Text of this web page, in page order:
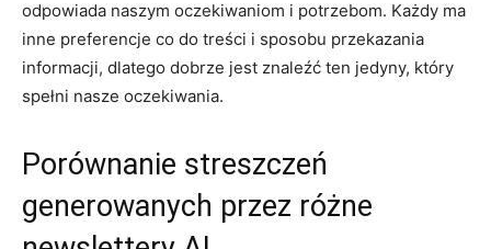
odpowiada naszym oczekiwaniom​ i potrzebom. Każdy ma
inne preferencje⁤ co do treści i sposobu‍ przekazania
⁣informacji, dlatego⁤ dobrze ‌jest znaleźć ⁤ten⁣ jedyny, który
spełni nasze oczekiwania.
Porównanie streszczeń
generowanych przez ​różne